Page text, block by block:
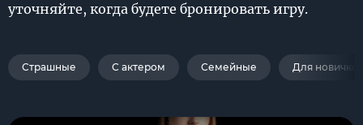
уточняйте, когда будете бронировать игру.
Страшные С актером Семейные Для новичков